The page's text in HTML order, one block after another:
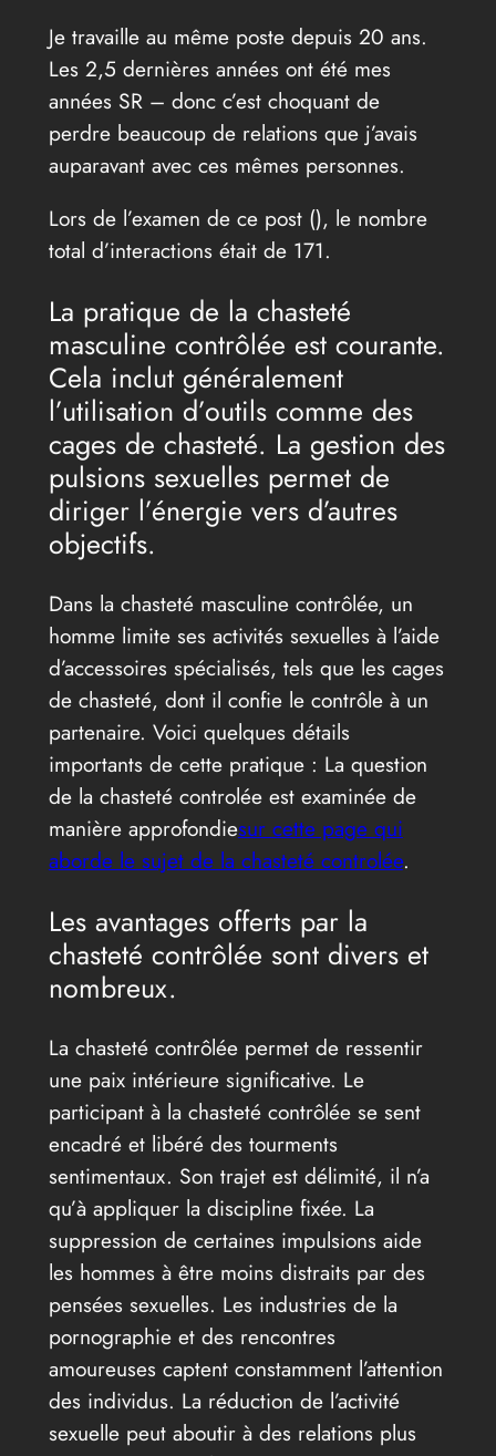
Je travaille au même poste depuis 20 ans.
Les 2,5 dernières années ont été mes
années SR – donc c’est choquant de
perdre beaucoup de relations que j’avais
auparavant avec ces mêmes personnes.
Lors de l’examen de ce post (), le nombre
total d’interactions était de 171.
La pratique de la chasteté
masculine contrôlée est courante.
Cela inclut généralement
l’utilisation d’outils comme des
cages de chasteté. La gestion des
pulsions sexuelles permet de
diriger l’énergie vers d’autres
objectifs.
Dans la chasteté masculine contrôlée, un
homme limite ses activités sexuelles à l’aide
d’accessoires spécialisés, tels que les cages
de chasteté, dont il confie le contrôle à un
partenaire. Voici quelques détails
importants de cette pratique : La question
de la chasteté controlée est examinée de
manière approfondiesur cette page qui
aborde le sujet de la chasteté controlée.
Les avantages offerts par la
chasteté contrôlée sont divers et
nombreux.
La chasteté contrôlée permet de ressentir
une paix intérieure significative. Le
participant à la chasteté contrôlée se sent
encadré et libéré des tourments
sentimentaux. Son trajet est délimité, il n’a
qu’à appliquer la discipline fixée. La
suppression de certaines impulsions aide
les hommes à être moins distraits par des
pensées sexuelles. Les industries de la
pornographie et des rencontres
amoureuses captent constamment l’attention
des individus. La réduction de l’activité
sexuelle peut aboutir à des relations plus